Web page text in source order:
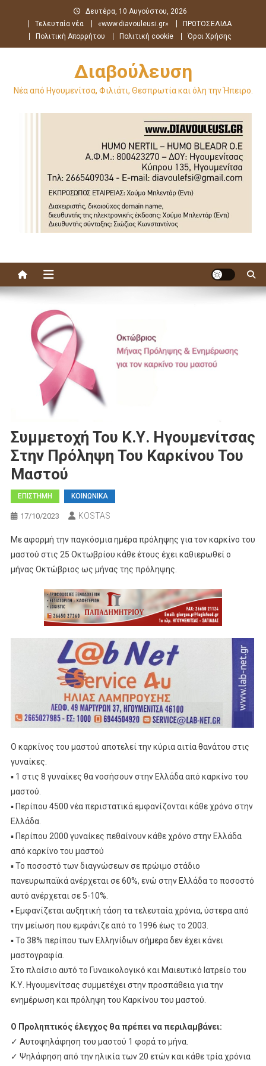
περιεχόμενο
Δευτέρα, 10 Αυγούστου, 2026
Τελευταία νέα
«www.diavouleusi.gr»
ΠΡΩΤΟΣΕΛΙΔΑ
Πολιτική Απορρήτου
Πολιτική cookie Όροι Χρήσης
Διαβούλευση
Νέα από Ηγουμενίτσα, Φιλιάτι, Θεσπρωτία και όλη την Ήπειρο.
Συμμετοχή Του Κ.Υ. Ηγουμενίτσας
Στην Πρόληψη Του Καρκίνου Του
Μαστού
ΕΠΙΣΤΗΜΗ ΚΟΙΝΩΝΙΚΑ
17/10/2023 KOSTAS
Με αφορμή την παγκόσμια ημέρα πρόληψης για τον καρκίνο του
μαστού στις 25 Οκτωβρίου κάθε έτους έχει καθιερωθεί ο
μήνας Οκτώβριος ως μήνας της πρόληψης.
Ο καρκίνος του μαστού αποτελεί την κύρια αιτία θανάτου στις
γυναίκες.
▪ 1 στις 8 γυναίκες θα νοσήσουν στην Ελλάδα από καρκίνο του
μαστού.
▪ Περίπου 4500 νέα περιστατικά εμφανίζονται κάθε χρόνο στην
Ελλάδα.
▪ Περίπου 2000 γυναίκες πεθαίνουν κάθε χρόνο στην Ελλάδα
από καρκίνο του μαστού
▪ Το ποσοστό των διαγνώσεων σε πρώιμο στάδιο
πανευρωπαϊκά ανέρχεται σε 60%, ενώ στην Ελλάδα το ποσοστό
αυτό ανέρχεται σε 5-10%.
▪ Εμφανίζεται αυξητική τάση τα τελευταία χρόνια, ύστερα από
την μείωση που εμφάνιζε από το 1996 έως το 2003.
▪ Το 38% περίπου των Ελληνίδων σήμερα δεν έχει κάνει
μαστογραφία.
Στο πλαίσιο αυτό το Γυναικολογικό και Μαιευτικό Ιατρείο του
Κ.Υ. Ηγουμενίτσας συμμετέχει στην προσπάθεια για την
ενημέρωση και πρόληψη του Καρκίνου του μαστού.
Ο Προληπτικός έλεγχος θα πρέπει να περιλαμβάνει:
✓ Αυτοψηλάφηση του μαστού 1 φορά το μήνα.
✓ Ψηλάφηση από την ηλικία των 20 ετών και κάθε τρία χρόνια